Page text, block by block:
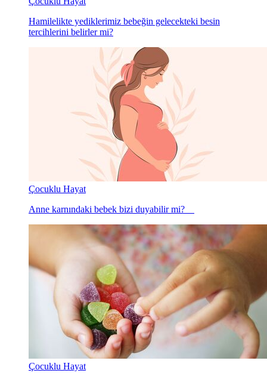
Hamilelikte yediklerimiz bebeğin gelecekteki besin
tercihlerini belirler mi?
Çocuklu Hayat
Anne karnındaki bebek bizi duyabilir mi?
Çocuklu Hayat